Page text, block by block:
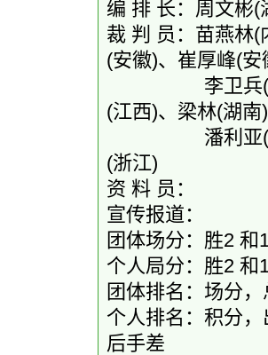
编 排 长：周文彬(
裁 判 员：苗燕林(
(安徽)、崔厚峰(安
李卫兵(湖南)
(江西)、梁林(湖南)
潘利亚(安徽)
(浙江)
资 料 员：
宣传报道：
团体场分：胜2 和
个人局分：胜2 和
团体排名：场分
个人排名：积分
后手差